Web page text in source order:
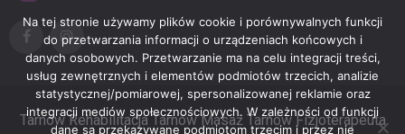
Tarnów Rehabilitacja Tarnów Masaż Tarnów Fizjoterapeuta
Na tej stronie używamy plików cookie i porównywalnych funkcji
do przetwarzania informacji o urządzeniach końcowych i
danych osobowych. Przetwarzanie ma na celu integracji treści,
usług zewnętrznych i elementów podmiotów trzecich, analizie
statystycznej/pomiarowej, spersonalizowanej reklamie oraz
integracji mediów społecznościowych. W zależności od funkcji
dane są przekazywane podmiotom trzecim i przez nie